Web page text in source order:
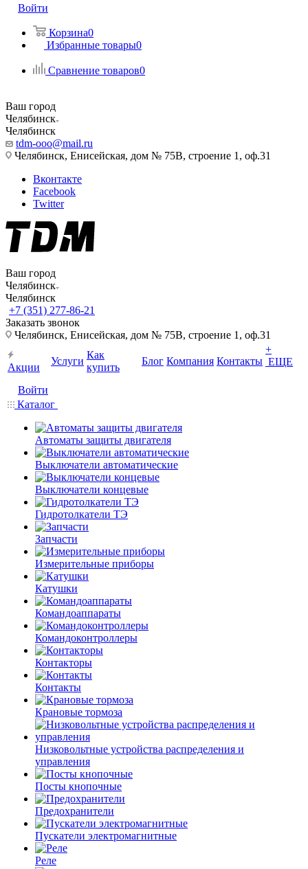
Войти
Корзина0
Избранные товары0
Сравнение товаров0
Ваш город
Челябинск
Челябинск
tdm-ooo@mail.ru
Челябинск, Енисейская, дом № 75В, строение 1, оф.31
Вконтакте
Facebook
Twitter
Ваш город
Челябинск
Челябинск
+7 (351) 277-86-21
Заказать звонок
Челябинск, Енисейская, дом № 75В, строение 1, оф.31
Акции
Услуги
Как
купить
Блог Компания Контакты
+
ЕЩЕ
Войти
Каталог
Автоматы защиты двигателя
Выключатели автоматические
Выключатели концевые
Гидротолкатели ТЭ
Запчасти
Измерительные приборы
Катушки
Командоаппараты
Командоконтроллеры
Контакторы
Контакты
Крановые тормоза
Низковольтные устройства распределения и
управления
Посты кнопочные
Предохранители
Пускатели электромагнитные
Реле